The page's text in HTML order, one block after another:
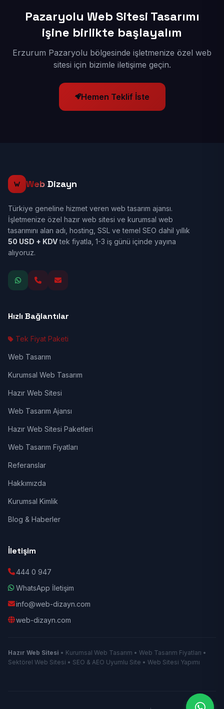
Pazaryolu Web Sitesi Tasarımı
işine birlikte başlayalım
Erzurum Pazaryolu bölgesinde işletmenize özel web
sitesi için bizimle iletişime geçin.
Hemen Teklif İste
Web Dizayn
Türkiye geneline hizmet veren web tasarım ajansı.
İşletmenize özel hazır web sitesi ve kurumsal web
tasarımını alan adı, hosting, SSL ve temel SEO dahil yıllık
50 USD + KDVtek fiyatla, 1-3 iş günü içinde yayına
alıyoruz.
Hızlı Bağlantılar
Tek Fiyat Paketi
Web Tasarım
Kurumsal Web Tasarım
Hazır Web Sitesi
Web Tasarım Ajansı
Hazır Web Sitesi Paketleri
Web Tasarım Fiyatları
Referanslar
Hakkımızda
Kurumsal Kimlik
Blog & Haberler
İletişim
444 0 947
WhatsApp İletişim
info@web-dizayn.com
web-dizayn.com
Hazır Web Sitesi • Kurumsal Web Tasarım • Web Tasarım Fiyatları •
Sektörel Web Sitesi • SEO & AEO Uyumlu Site • Web Sitesi Yapımı